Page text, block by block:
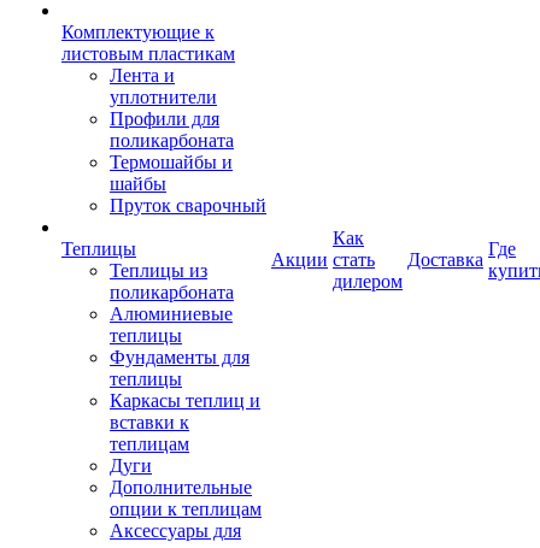
Комплектующие к
листовым пластикам
Лента и
уплотнители
Профили для
поликарбоната
Термошайбы и
шайбы
Пруток сварочный
Теплицы
Теплицы из
поликарбоната
Алюминиевые
теплицы
Фундаменты для
теплицы
Каркасы теплиц и
вставки к
теплицам
Дуги
Дополнительные
опции к теплицам
Аксессуары для
Акции
Как
стать
дилером
Доставка
Где